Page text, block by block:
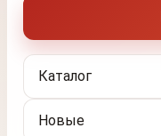
Каталог
Новые